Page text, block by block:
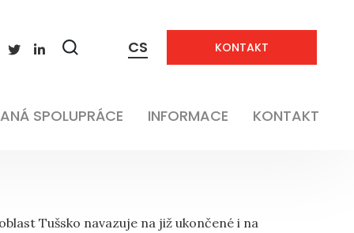
Zobrazit
CS KONTAKT
SPOLUPRÁCE INFORMACE KONTAKT
Veřejná správa
Tušsko navazuje na již ukončené i na